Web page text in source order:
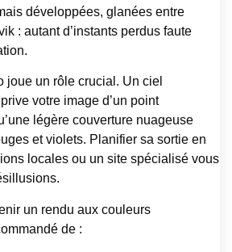
développées, glanées entre
: autant d’instants perdus faute
joue un rôle crucial. Un ciel
votre image d’un point
légère couverture nuageuse
et violets. Planifier sa sortie en
locales ou un site spécialisé vous
un rendu aux couleurs
de :